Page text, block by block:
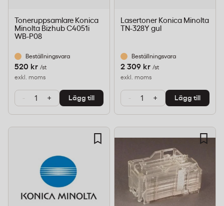
Toneruppsamlare Konica
Minolta Bizhub C4051i
WB-P08
Beställningsvara
520 kr /st
exkl. moms
- + Lägg till
Lasertoner Konica Minolta
TN-328Y gul
Beställningsvara
2 309 kr /st
exkl. moms
- + Lägg till